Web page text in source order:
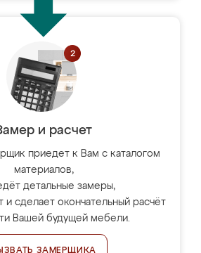
и расчет
приедет к Вам с каталогом
материалов,
детальные замеры,
и сделает окончательный расчёт
Вашей будущей мебели.
ЗАМЕРЩИКА